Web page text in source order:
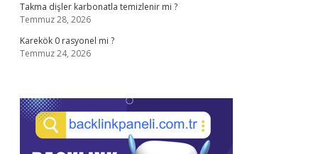
Takma dişler karbonatla temizlenir mi ?
Temmuz 28, 2026
Karekök 0 rasyonel mi ?
Temmuz 24, 2026